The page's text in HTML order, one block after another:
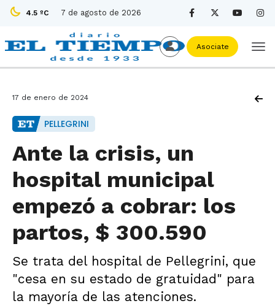
4.5 ºC 7 de agosto de 2026
Asociate
17 de enero de 2024
PELLEGRINI
Ante la crisis, un
hospital municipal
empezó a cobrar: los
partos, $ 300.590
Se trata del hospital de Pellegrini, que
"cesa en su estado de gratuidad" para
la mayoría de las atenciones.